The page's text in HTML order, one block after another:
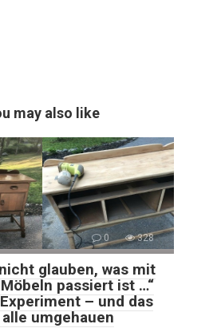
may also like
0 328
glauben, was mit
passiert ist …“
– und das
umgehauen